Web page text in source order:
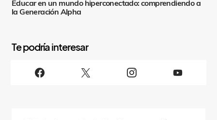
Educar en un mundo hiperconectado: comprendiendo a
la Generación Alpha
S